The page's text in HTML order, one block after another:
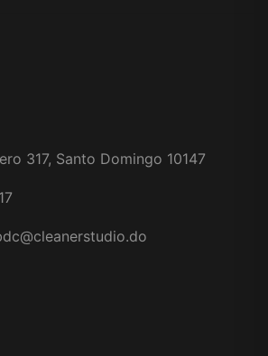
317, Santo Domingo 10147